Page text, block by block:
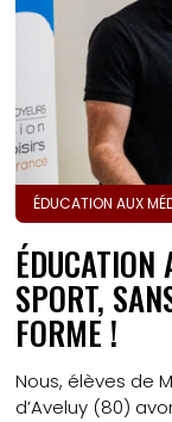
ÉDUCATION AUX
SPORT,
FORME !
Nous, élèves de
d’Aveluy (80)